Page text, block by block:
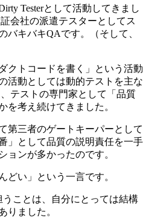
Testerとして活動してきまし
会社の派遣テスターとしてス
バキバキQAです。（そして、
クトコードを書く」という活動
活動としては動的テストを主な
テストの専門家として「品質
を考え続けてきました。
第三者のゲートキーパーとして
」として品質の説明責任を一手
ョンが多かったのです。
どい」という一言です。
ことは、自分にとっては結構
りました。